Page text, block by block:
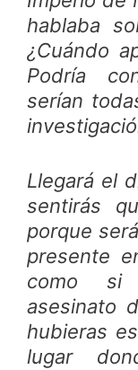
hablaba
¿Cuándo
Podría
serían
Llegará el
sentirás
porque
presente
como si
asesinato
hubieras
lugar